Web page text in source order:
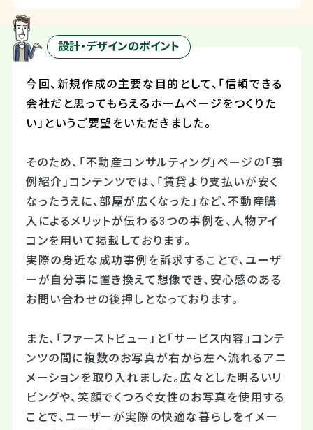
設計・デザインのポイント
今回、新規作成の主要な目的として、「信頼できる
会社だと思ってもらえるホームページをつくりた
い」というご要望をいただきました。
そのため、「不動産コンサルティング」ページの「事
例紹介」コンテンツでは、「賃貸より支払いが安く
なったうえに、部屋が広くなった」など、不動産購
入によるメリットが伝わる3 つの事例を、人物アイ
コンを用いて掲載しております。
実際の身近な成功事例を訴求することで、ユーザ
ーが自分事に置き換えて想像でき、安心感のある
お問い合わせの後押しとなっております。
また、「ファーストビュー」と「サービス内容」コンテ
ンツの間に複数のお写真が右から左へ流れるアニ
メーションを取り入れました。広々とした明るいリ
ビングや、笑顔でくつろぐ女性のお写真を使用する
ことで、ユーザーが実際の快適な暮らしをイメー